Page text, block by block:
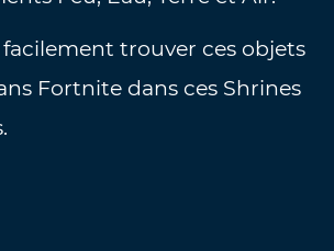
facilement trouver ces objets
Fortnite dans ces Shrines